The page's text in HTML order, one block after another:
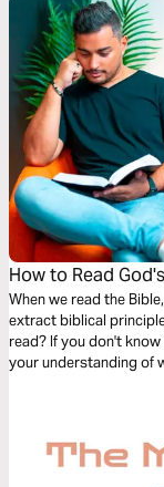
How to Read
When we read the
extract biblical
read? If you don't
your understanding of